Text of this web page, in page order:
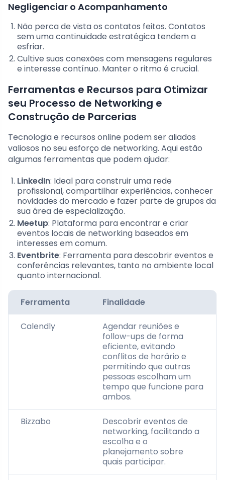
Negligenciar o Acompanhamento
Não perca de vista os contatos feitos. Contatos
sem uma continuidade estratégica tendem a
esfriar.
Cultive suas conexões com mensagens regulares
e interesse contínuo. Manter o ritmo é crucial.
Ferramentas e Recursos para Otimizar
seu Processo de Networking e
Construção de Parcerias
Tecnologia e recursos online podem ser aliados
valiosos no seu esforço de networking. Aqui estão
algumas ferramentas que podem ajudar:
LinkedIn: Ideal para construir uma rede
profissional, compartilhar experiências, conhecer
novidades do mercado e fazer parte de grupos da
sua área de especialização.
Meetup: Plataforma para encontrar e criar
eventos locais de networking baseados em
interesses em comum.
Eventbrite: Ferramenta para descobrir eventos e
conferências relevantes, tanto no ambiente local
quanto internacional.
Ferramenta Finalidade
Calendly
Agendar reuniões e
follow-ups de forma
eficiente, evitando
conflitos de horário e
permitindo que outras
pessoas escolham um
tempo que funcione para
ambos.
Bizzabo
Descobrir eventos de
networking, facilitando a
escolha e o
planejamento sobre
quais participar.